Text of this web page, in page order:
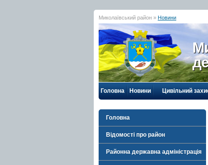
Миколаївський район » Новини
Головна Новини Цивільний
Головна
Відомості про район
Районна державна адміністрація